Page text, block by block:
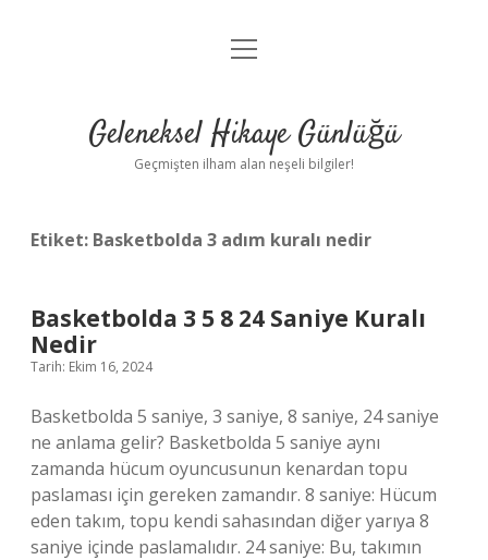
Anasayfa
Yasal Uyarı
menüyü
Geleneksel Hikaye Günlüğü
Geçmişten ilham alan neşeli bilgiler!
Etiket: Basketbolda 3 adım kuralı nedir
Basketbolda 3 5 8 24 Saniye Kuralı
Nedir
Tarih: Ekim 16, 2024
Basketbolda 5 saniye, 3 saniye, 8 saniye, 24 saniye
ne anlama gelir? Basketbolda 5 saniye aynı
zamanda hücum oyuncusunun kenardan topu
paslaması için gereken zamandır. 8 saniye: Hücum
eden takım, topu kendi sahasından diğer yarıya 8
saniye içinde paslamalıdır. 24 saniye: Bu, takımın